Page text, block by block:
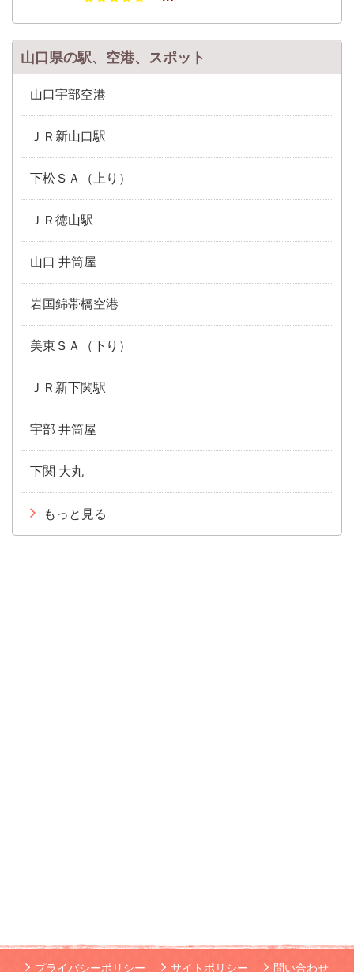
山口県の駅、空港、スポット
山口宇部空港
ＪＲ新山口駅
下松ＳＡ（上り）
ＪＲ徳山駅
山口 井筒屋
岩国錦帯橋空港
美東ＳＡ（下り）
ＪＲ新下関駅
宇部 井筒屋
下関 大丸
もっと見る
プライバシーポリシー サイトポリシー 問い合わせ